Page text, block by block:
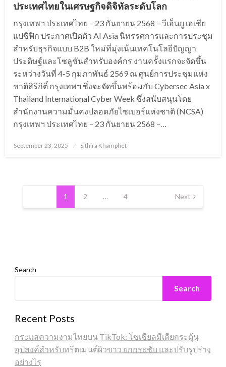
ประเทศไทยในเศรษฐกิจดิจิทัลระดับโลก
กรุงเทพฯ ประเทศไทย – 23 กันยายน 2568 – วีเอ็นยู เอเชีย
แปซิฟิก ประกาศเปิดตัว AI Asia นิทรรศการและการประชุม
สำหรับธุรกิจแบบ B2B ใหม่ที่มุ่งเน้นเทคโนโลยีปัญญา
ประดิษฐ์และโซลูชันสำหรับองค์กร งานครั้งแรกจะจัดขึ้น
ระหว่างวันที่ 4-5 กุมภาพันธ์ 2569 ณ ศูนย์การประชุมแห่ง
ชาติสิริกิติ์ กรุงเทพฯ ซึ่งจะจัดขึ้นพร้อมกับ Cybersec Asia x
Thailand International Cyber ​​Week ซึ่งสนับสนุนโดย
สำนักงานความมั่นคงปลอดภัยไซเบอร์แห่งชาติ (NCSA)
กรุงเทพฯ ประเทศไทย – 23 กันยายน 2568 –…
Posted
September 23, 2025 Sithira Khamphet
Posts
pagination
1 2 … 4 Next
Search
Search
Recent Posts
กระแสความงามไทยบน TikTok: โซเชียลมีเดียกระตุ้น
อุปสงค์สำหรับทรีตเมนต์ผิวขาว ยกกระชับ และปรับรูปร่าง
อย่างไร